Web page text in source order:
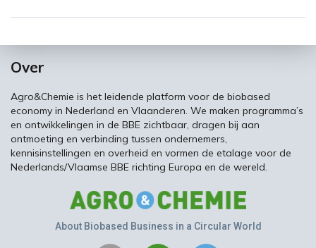
Over
Agro&Chemie is het leidende platform voor de biobased
economy in Nederland en Vlaanderen. We maken programma’s
en ontwikkelingen in de BBE zichtbaar, dragen bij aan
ontmoeting en verbinding tussen ondernemers,
kennisinstellingen en overheid en vormen de etalage voor de
Nederlands/Vlaamse BBE richting Europa en de wereld.
About Biobased Business in a Circular World